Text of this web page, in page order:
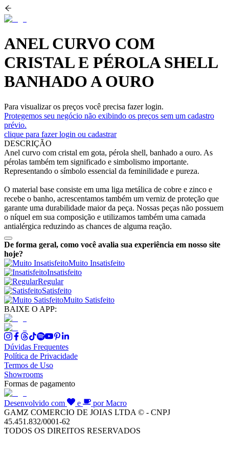
ANEL CURVO COM
CRISTAL E PÉROLA SHELL
BANHADO A OURO
Para visualizar os preços você precisa fazer login.
Protegemos seu negócio não exibindo os preços sem um cadastro
prévio.
clique para fazer login ou cadastrar
DESCRIÇÃO
Anel curvo com cristal em gota, pérola shell, banhado a ouro. As
pérolas também tem significado e simbolismo importante.
Representando o símbolo essencial da feminilidade e pureza.
O material base consiste em uma liga metálica de cobre e zinco e
recebe o banho, acrescentamos também um verniz de proteção que
garante uma durabilidade maior da peça. Nossas peças não possuem
o níquel em sua composição e utilizamos também uma camada
antialérgica reduzindo as chances de alguma reação.
De forma geral, como você avalia sua experiência em nosso site
hoje?
Muito Insatisfeito
Insatisfeito
Regular
Satisfeito
Muito Satisfeito
BAIXE O APP:
Dúvidas Frequentes
Política de Privacidade
Termos de Uso
Showrooms
Formas de pagamento
Desenvolvido com e
por Macro
GAMZ COMERCIO DE JOIAS LTDA © - CNPJ
45.451.832/0001-62
TODOS OS DIREITOS RESERVADOS